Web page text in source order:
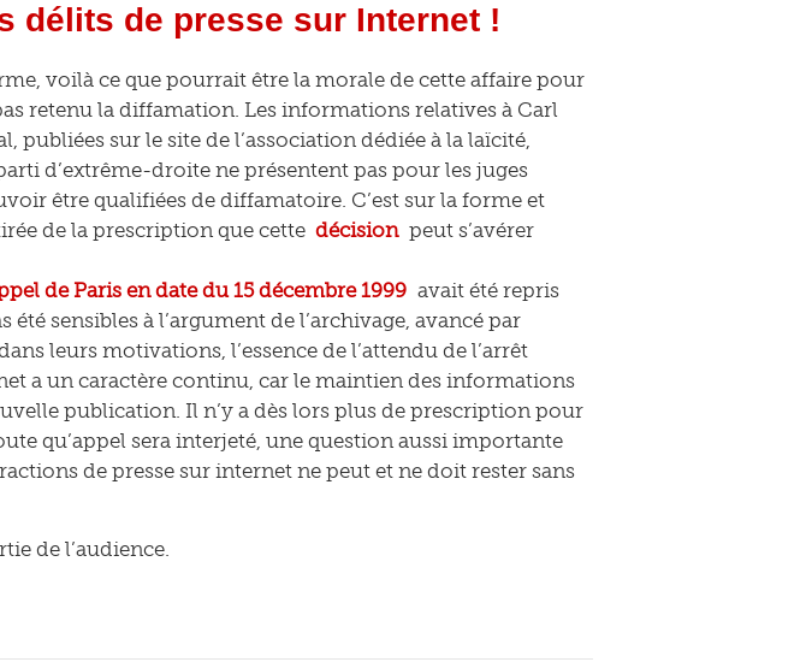
délits de presse sur Internet !
voilà ce que pourrait être la morale de cette affaire pour
retenu la diffamation. Les informations relatives à Carl
publiées sur le site de l’association dédiée à la laïcité,
d’extrême-droite ne présentent pas pour les juges
être qualifiées de diffamatoire. C’est sur la forme et
de la prescription que cette décision peut s’avérer
de Paris en date du 15 décembre 1999 avait été repris
été sensibles à l’argument de l’archivage, avancé par
leurs motivations, l’essence de l’attendu de l’arrêt
a un caractère continu, car le maintien des informations
publication. Il n’y a dès lors plus de prescription pour
qu’appel sera interjeté, une question aussi importante
de presse sur internet ne peut et ne doit rester sans
de l’audience.